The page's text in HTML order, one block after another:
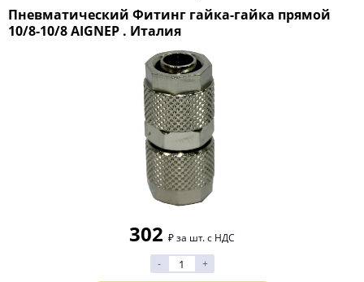
Пневматический Фитинг гайка-гайка прямой
10/8-10/8 AIGNEP . Италия
302 ₽ за шт. с НДС
-
+